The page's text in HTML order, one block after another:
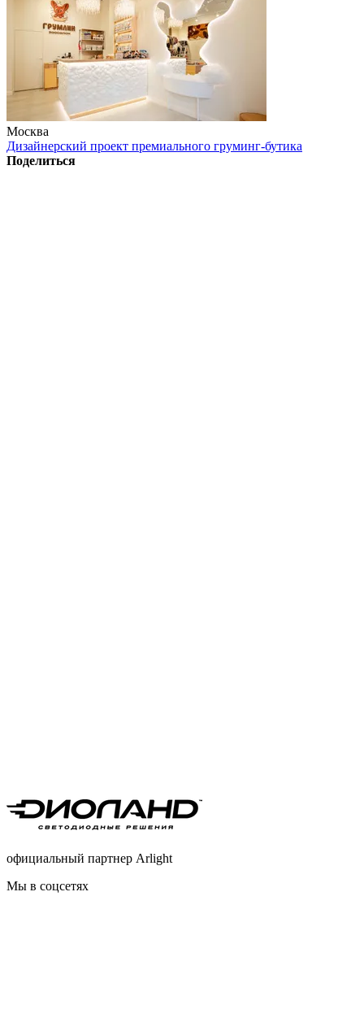
Москва
Дизайнерский проект премиального груминг-бутика
Поделиться
официальный партнер Arlight
Мы в соцсетях